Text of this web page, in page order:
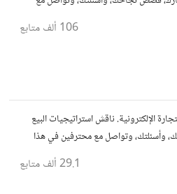
106 ألف متابع
الإلكترونية. ناقش استراتيجيات البيع
وأسئلتك، وتواصل مع محترفين في هذا
29.1 ألف متابع